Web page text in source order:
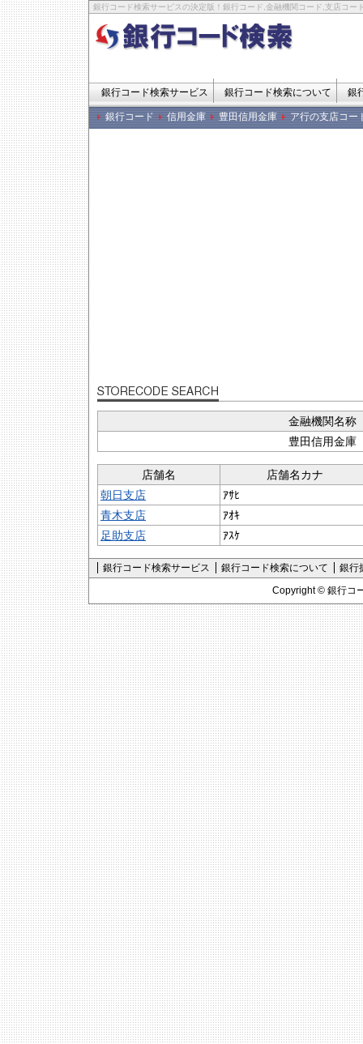
銀行コード検索サービスの決定版！銀行コード,金融機関コード,支店コー
銀行コード検索サービス 銀行コード検索について 銀
銀行コード 信用金庫 豊田信用金庫 ア行の支店コー
金融機関名称
豊田信用金庫
店舗名
店舗名カナ
朝日支店
ｱｻﾋ
青木支店
ｱｵｷ
足助支店
ｱｽｹ
銀行コード検索サービス 銀行コード検索について
銀行
Copyright © 銀行コ